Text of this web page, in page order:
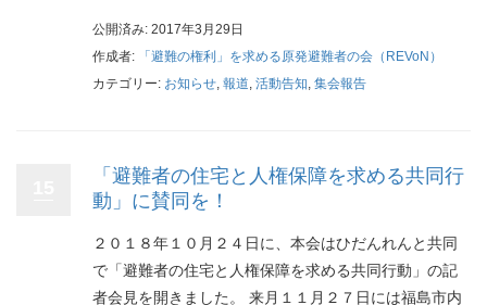
公開済み: 2017年3月29日
作成者:
「避難の権利」を求める原発避難者の会（REVoN）
カテゴリー: お知らせ 報道 活動告知 集会報告
「避難者の住宅と人権保障を求める共同行
動」に賛同を！
２０１８年１０月２４日に、本会はひだんれんと共同
で「避難者の住宅と人権保障を求める共同行動」の記
者会見を開きました。 来月１１月２７日には福島市内